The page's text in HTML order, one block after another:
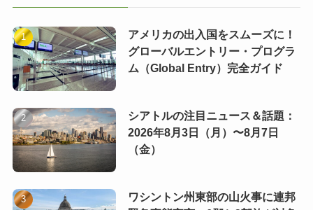
アメリカの出入国をスムーズに！
グローバルエントリー・プログラ
ム（Global Entry）完全ガイド
シアトルの注目ニュース＆話題：
2026年8月3日（月）〜8月7日
（金）
ワシントン州東部の山火事に連邦